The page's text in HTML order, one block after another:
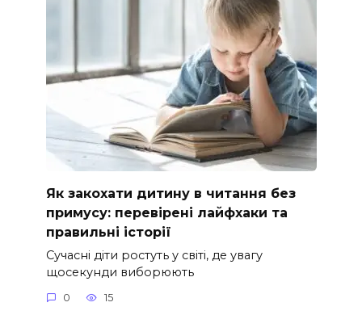
Як закохати дитину в читання без
примусу: перевірені лайфхаки та
правильні історії
Сучасні діти ростуть у світі, де увагу
щосекунди виборюють
0 15